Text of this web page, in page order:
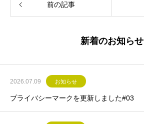
前の記事
新着のお知らせ
2026.07.09 お知らせ
プライバシーマークを更新しました#03